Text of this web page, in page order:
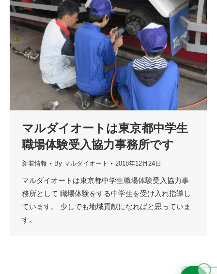
マルダイオートは東京都中学生
職場体験受入協力事務所です
新着情報 By マルダイオート 2018年12月24日
マルダイオートは東京都中学生職場体験受入協力事
務所として 職場体験をする中学生を受け入れ指導し
ています。 少しでも地域貢献になればと思っていま
す。
🚗